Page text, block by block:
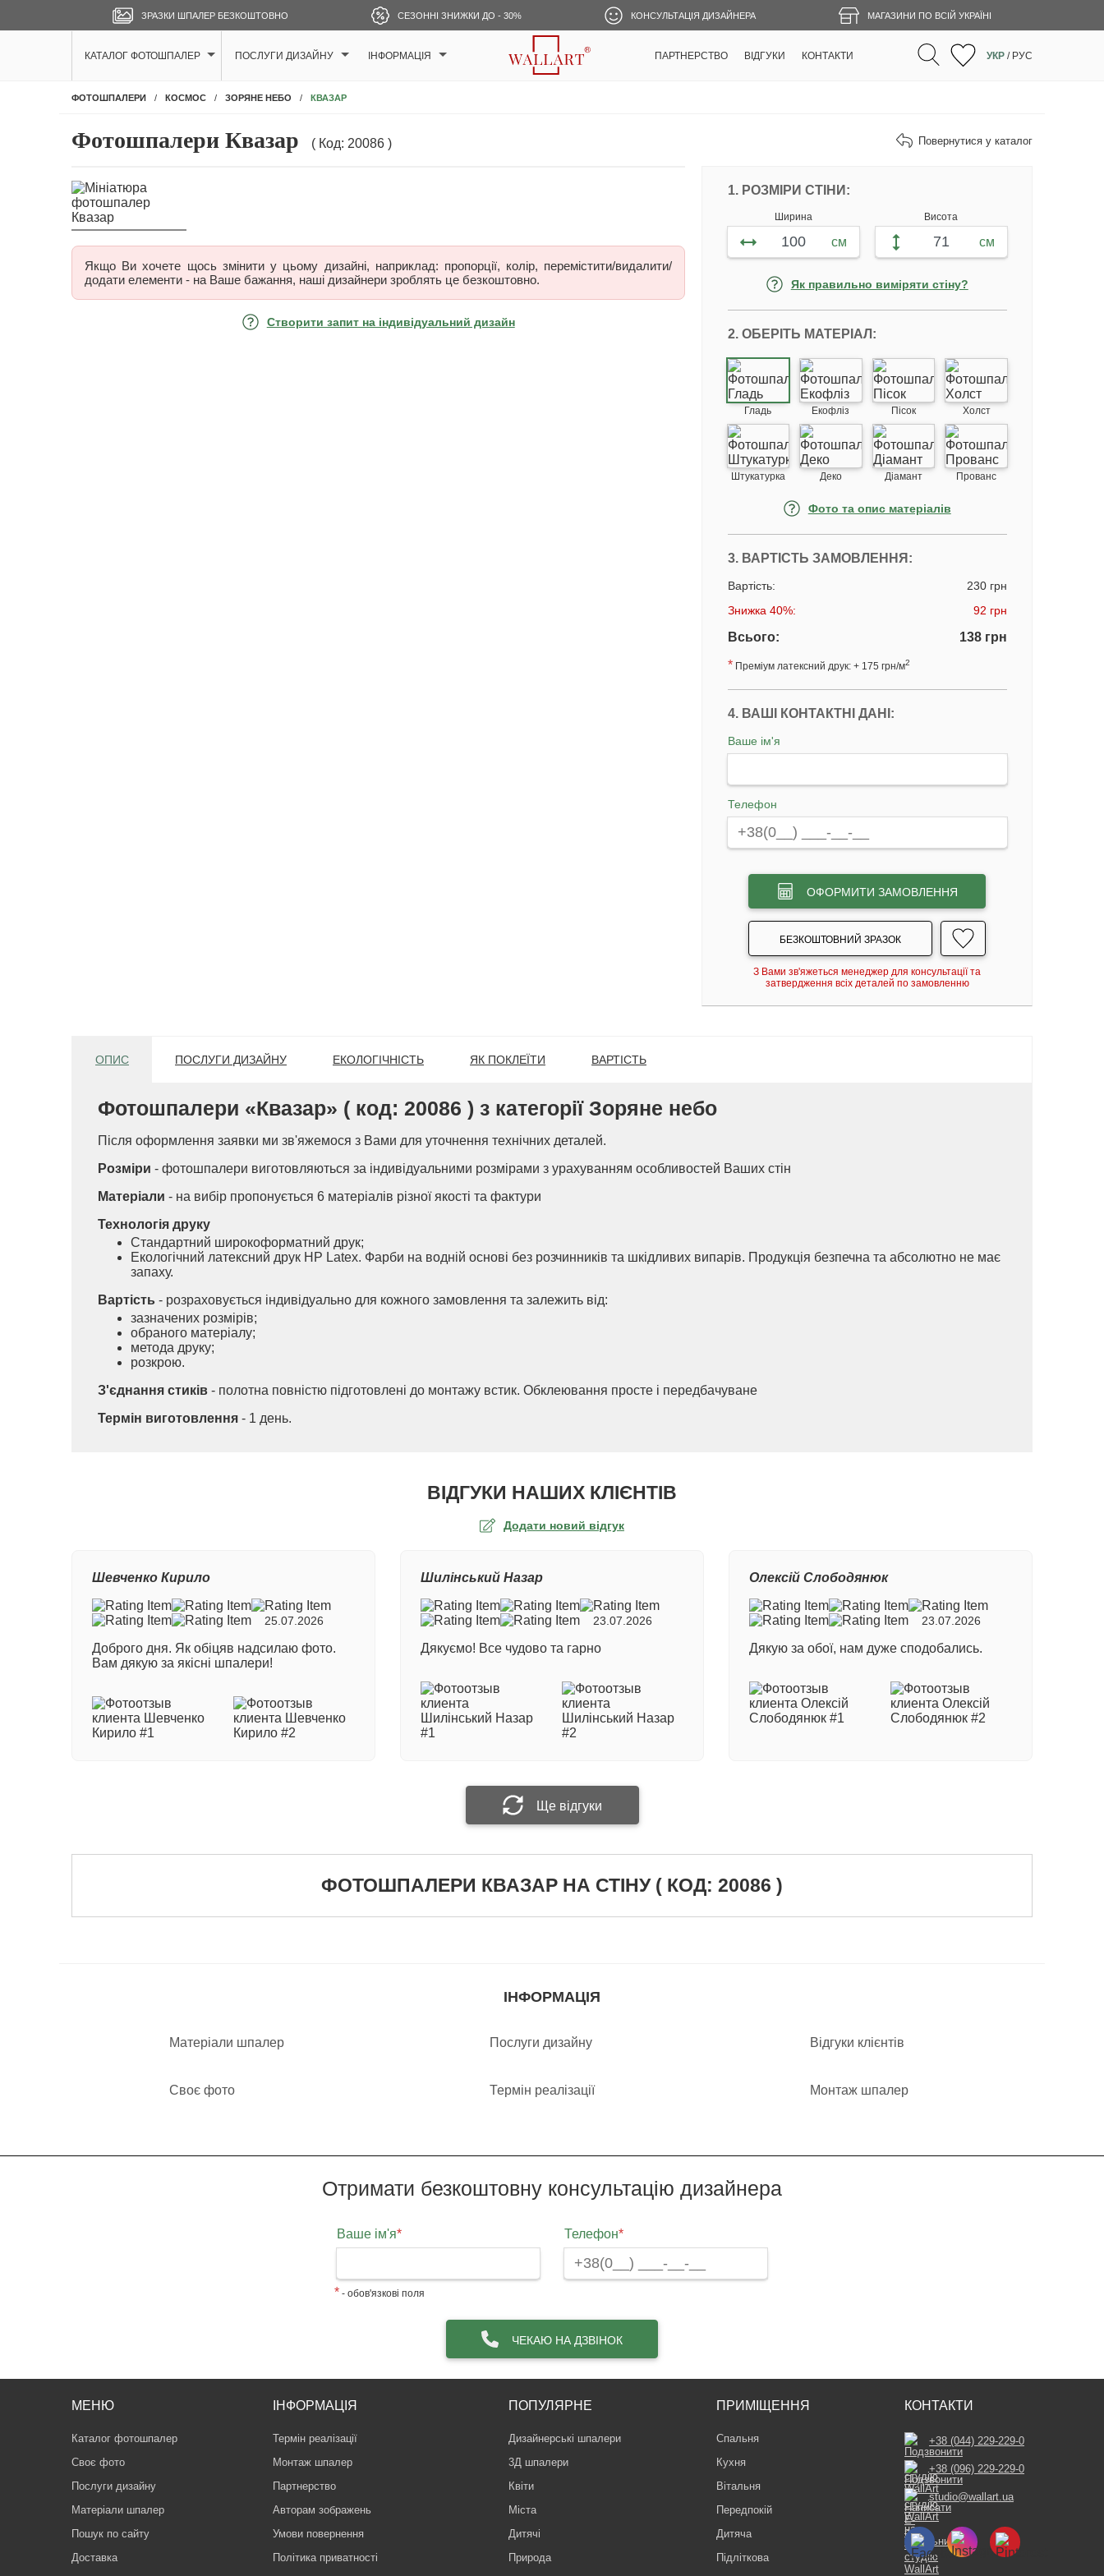
ЗРАЗКИ ШПАЛЕР БЕЗКОШТОВНО СЕЗОННІ ЗНИЖКИ ДО - 30% КОНСУЛЬТАЦІЯ ДИЗАЙНЕРА МАГАЗИНИ ПО ВСІЙ УКРАЇНІ
КАТАЛОГ ФОТОШПАЛЕР ПОСЛУГИ ДИЗАЙНУ ІНФОРМАЦІЯ ПАРТНЕРСТВО ВІДГУКИ КОНТАКТИ УКР / РУС
ФОТОШПАЛЕРИ КОСМОС ЗОРЯНЕ НЕБО КВАЗАР
Фотошпалери Квазар ( Код: 20086 ) Повернутися у каталог
Якщо Ви хочете щось змінити у цьому дизайні, наприклад: пропорції, колір, перемістити/видалити/
додати елементи - на Ваше бажання, наші дизайнери зроблять це безкоштовно.
Створити запит на індивідуальний дизайн
1. РОЗМІРИ СТІНИ:
Ширина
см
Висота
см
Як правильно виміряти стіну?
2. ОБЕРІТЬ МАТЕРІАЛ:
Гладь Екофліз Пісок Холст
Штукатурка Деко Діамант Прованс
Фото та опис матеріалів
3. ВАРТІСТЬ ЗАМОВЛЕННЯ:
Вартість:
230 грн
Знижка 40%:
92 грн
Всього:
138 грн
* Преміум латексний друк: + 175 грн/м2
4. ВАШІ КОНТАКТНІ ДАНІ:
Ваше ім'я
Телефон
ОФОРМИТИ ЗАМОВЛЕННЯ
БЕЗКОШТОВНИЙ ЗРАЗОК
З Вами зв'яжеться менеджер для консультації та
затвердження всіх деталей по замовленню
ОПИС ПОСЛУГИ ДИЗАЙНУ ЕКОЛОГІЧНІСТЬ ЯК ПОКЛЕЇТИ ВАРТІСТЬ
Фотошпалери «Квазар» ( код: 20086 ) з категорії Зоряне небо
Після оформлення заявки ми зв'яжемося з Вами для уточнення технічних деталей.
Розміри - фотошпалери виготовляються за індивідуальними розмірами з урахуванням особливостей Ваших стін
Матеріали - на вибір пропонується 6 матеріалів різної якості та фактури
Технологія друку
Стандартний широкоформатний друк;
Екологічний латексний друк HP Latex. Фарби на водній основі без розчинників та шкідливих випарів. Продукція безпечна та абсолютно не має
запаху.
Вартість - розраховується індивідуально для кожного замовлення та залежить від:
зазначених розмірів;
обраного матеріалу;
метода друку;
розкрою.
З'єднання стиків - полотна повністю підготовлені до монтажу встик. Обклеювання просте і передбачуване
Термін виготовлення - 1 день.
ВІДГУКИ НАШИХ КЛІЄНТІВ
Додати новий відгук
Ваша оцінка
Номер замовлення
Ваш відгук
Надіслати відгук
Шевченко Кирило
25.07.2026
Доброго дня. Як обіцяв надсилаю фото.
Вам дякую за якісні шпалери!
Шилінський Назар
23.07.2026
Дякуємо! Все чудово та гарно
Олексій Слободянюк
23.07.2026
Дякую за обої, нам дуже сподобались.
Ще відгуки
ФОТОШПАЛЕРИ КВАЗАР НА СТІНУ ( КОД: 20086 )
ІНФОРМАЦІЯ
Матеріали шпалер Послуги дизайну Відгуки клієнтів
Своє фото Термін реалізації Монтаж шпалер
Отримати безкоштовну консультацію дизайнера
Ваше ім'я* Телефон*
* - обов'язкові поля
ЧЕКАЮ НА ДЗВІНОК
МЕНЮ
Каталог фотошпалер
Своє фото
Послуги дизайну
Матеріали шпалер
Пошук по сайту
Доставка
ІНФОРМАЦІЯ
Термін реалізації
Монтаж шпалер
Партнерство
Авторам зображень
Умови повернення
Політика приватності
ПОПУЛЯРНЕ
Дизайнерські шпалери
3Д шпалери
Квіти
Міста
Дитячі
Природа
ПРИМІЩЕННЯ
Спальня
Кухня
Вітальня
Передпокій
Дитяча
Підліткова
КОНТАКТИ
+38 (044) 229-229-0
+38 (096) 229-229-0
studio@wallart.ua